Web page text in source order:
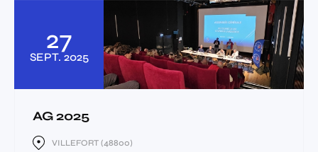
27
SEPT. 2025
AG 2025
VILLEFORT (48800)